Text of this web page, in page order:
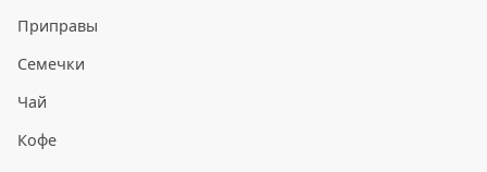
Приправы
Семечки
Чай
Кофе